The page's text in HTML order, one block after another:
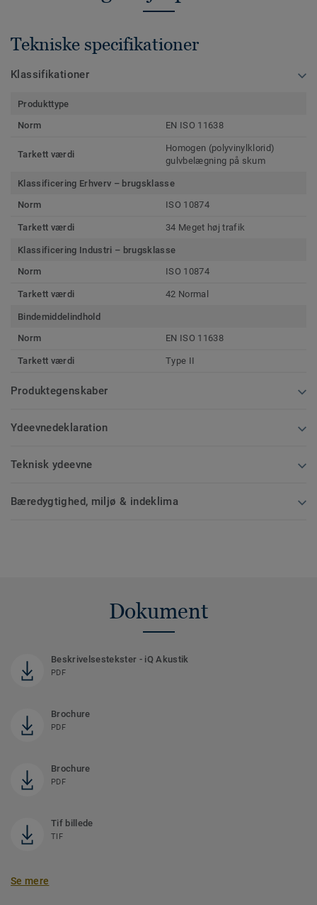
Tekniske specifikationer
Klassifikationer
Produkttype
Norm
EN ISO 11638
Tarkett værdi
Homogen (polyvinylklorid)
gulvbelægning på skum
Klassificering Erhverv – brugsklasse
Norm
ISO 10874
Tarkett værdi 34 Meget høj trafik
Klassificering Industri – brugsklasse
Norm
ISO 10874
Tarkett værdi 42 Normal
Bindemiddelindhold
Norm
EN ISO 11638
Tarkett værdi Type II
Produktegenskaber
Ydeevnedeklaration
Teknisk ydeevne
Bæredygtighed, miljø & indeklima
Dokument
Beskrivelsestekster - iQ Akustik
PDF
Brochure
PDF
Brochure
PDF
Tif billede
TIF
Se mere